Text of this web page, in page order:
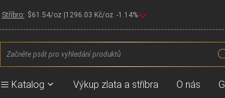
Stříbro: $61.54/oz |1296.03 Kč/oz -1.14%
Products
search
Katalog Výkup zlata a stříbra O nás